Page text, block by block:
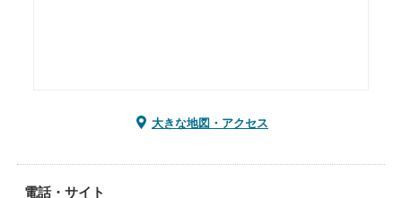
大きな地図・アクセス
電話・サイト